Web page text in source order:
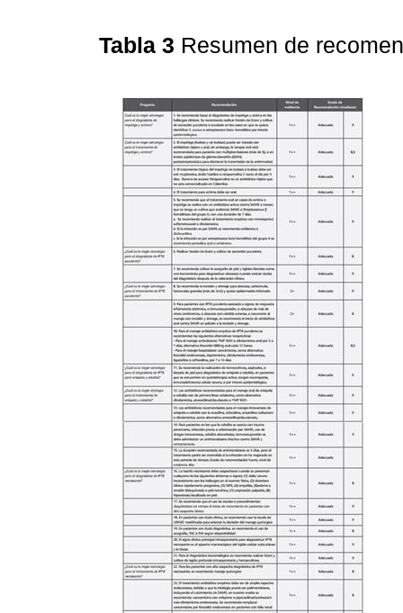
Tabla 3 Resumen de